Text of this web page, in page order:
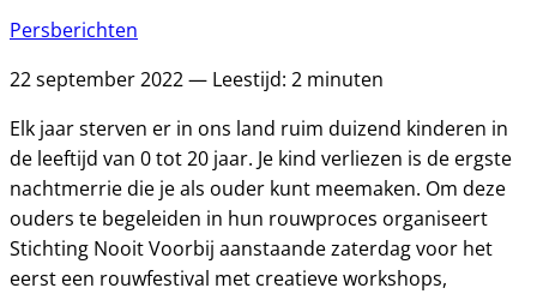
Persberichten
22 september 2022 — Leestijd: 2 minuten
Elk jaar sterven er in ons land ruim duizend kinderen in
de leeftijd van 0 tot 20 jaar. Je kind verliezen is de ergste
nachtmerrie die je als ouder kunt meemaken. Om deze
ouders te begeleiden in hun rouwproces organiseert
Stichting Nooit Voorbij aanstaande zaterdag voor het
eerst een rouwfestival met creatieve workshops,